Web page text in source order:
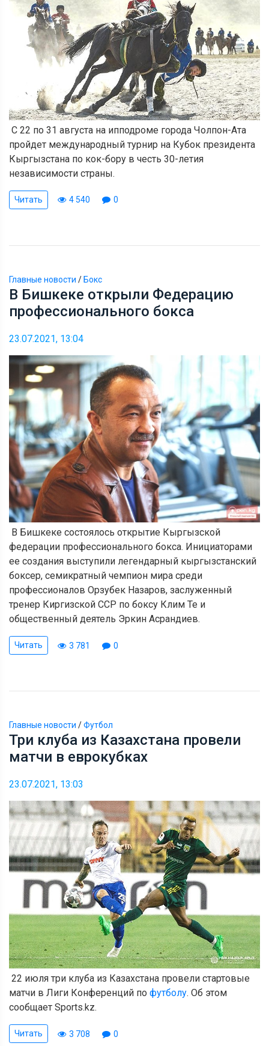
С 22 по 31 августа на ипподроме города Чолпон-Ата
пройдет международный турнир на Кубок президента
Кыргызстана по кок-бору в честь 30-летия
независимости страны.
Читать 4 540 0
Главные новости /Бокс
В Бишкеке открыли Федерацию
профессионального бокса
23.07.2021, 13:04
В Бишкеке состоялось открытие Кыргызской
федерации профессионального бокса. Инициаторами
ее создания выступили легендарный кыргызстанский
боксер, семикратный чемпион мира среди
профессионалов Орзубек Назаров, заслуженный
тренер Киргизской ССР по боксу Клим Те и
общественный деятель Эркин Асрандиев.
Читать 3 781 0
Главные новости /Футбол
Три клуба из Казахстана провели
матчи в еврокубках
23.07.2021, 13:03
22 июля три клуба из Казахстана провели стартовые
матчи в Лиги Конференций по футболу. Об этом
сообщает Sports.kz.
Читать 3 708 0